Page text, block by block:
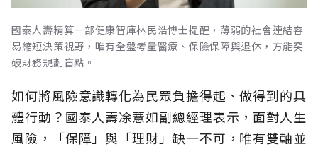
國泰人壽精算一部健康智庫林民浩博士提醒，薄弱的社會連結容
易縮短決策視野，唯有全盤考量醫療、保險保障與退休，方能突
破財務規劃盲點。
如何將風險意識轉化為民眾負擔得起、做得到的具
體行動？國泰人壽凃薏如副總經理表示，面對人生
風險，「保障」與「理財」缺一不可，唯有雙軸並